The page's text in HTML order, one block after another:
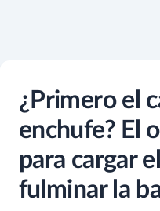
¿Primero el
enchufe? El
para cargar
fulminar la